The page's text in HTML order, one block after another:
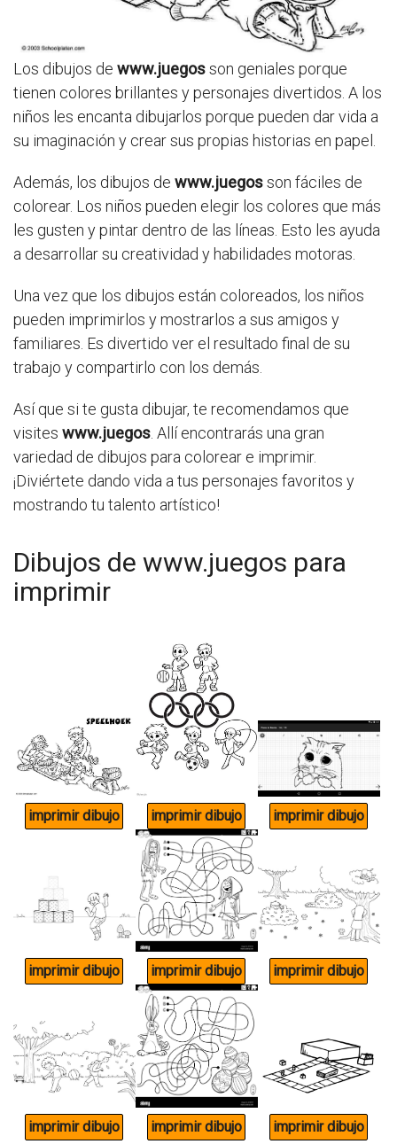
Los dibujos de www.juegosson geniales porque
tienen colores brillantes y personajes divertidos. A los
niños les encanta dibujarlos porque pueden dar vida a
su imaginación y crear sus propias historias en papel.
Además, los dibujos de www.juegosson fáciles de
colorear. Los niños pueden elegir los colores que más
les gusten y pintar dentro de las líneas. Esto les ayuda
a desarrollar su creatividad y habilidades motoras.
Una vez que los dibujos están coloreados, los niños
pueden imprimirlos y mostrarlos a sus amigos y
familiares. Es divertido ver el resultado final de su
trabajo y compartirlo con los demás.
Así que si te gusta dibujar, te recomendamos que
visites www.juegos. Allí encontrarás una gran
variedad de dibujos para colorear e imprimir.
¡Diviértete dando vida a tus personajes favoritos y
mostrando tu talento artístico!
Dibujos de www.juegos para
imprimir